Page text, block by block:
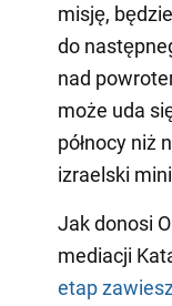
misję,
do
nad
może uda
północy niż
izraelski
Jak donosi
mediacji
etap